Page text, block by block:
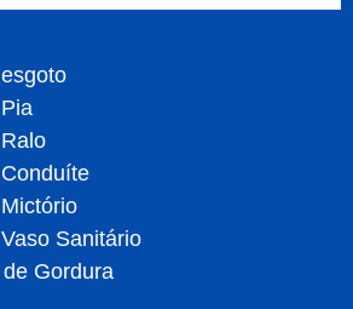
Sanitário
Gordura